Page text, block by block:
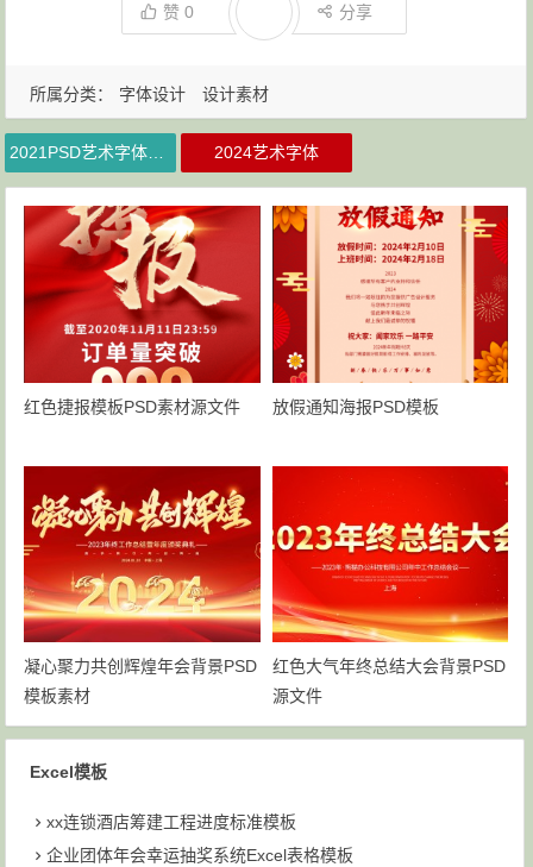
所属分类： 字体设计 设计素材
赞0 分享
2024艺术字体
红色捷报模板PSD素材源文件 放假通知海报PSD模板
凝心聚力共创辉煌年会背景PSD
模板素材
红色大气年终总结大会背景PSD
源文件
Excel模板
xx连锁酒店筹建工程进度标准模板
企业团体年会幸运抽奖系统Excel表格模板